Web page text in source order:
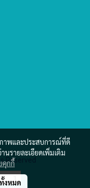
Reserved
1
าพและประสบการณ์ที่ดี
นรายละเอียดเพิ่มเติม
คุกกี้
งหมด